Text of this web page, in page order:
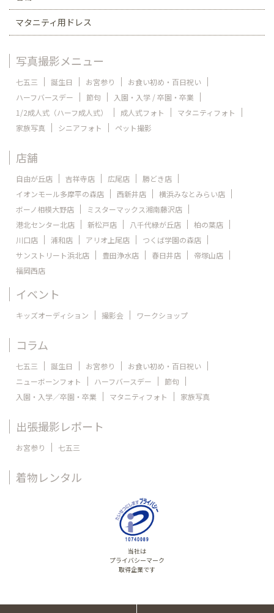
マタニティ用ドレス
写真撮影メニュー
七五三 誕生日 お宮参り
お食い初め・百日祝い
ハーフバースデー
節句
入園・入学 / 卒園・卒業
1/2成人式（ハーフ成人式）
成人式フォト
マタニティフォト
家族写真
シニアフォト ペット撮影
店舗
自由が丘店 吉祥寺店 広尾店
勝どき店
イオンモール多摩平の森店
西新井店
横浜みなとみらい店
ボーノ相模大野店
ミスターマックス湘南藤沢店
港北センター北店
新松戸店 八千代緑が丘店
柏の葉店
川口店
浦和店 アリオ上尾店
つくば学園の森店
サンストリート浜北店
豊田浄水店 春日井店
帝塚山店
福岡西店
イベント
キッズオーディション 撮影会 ワークショップ
コラム
七五三 誕生日 お宮参り
お食い初め・百日祝い
ニューボーンフォト
ハーフバースデー
節句
入園・入学／卒園・卒業
マタニティフォト 家族写真
出張撮影レポート
お宮参り 七五三
着物レンタル
当社は
プライバシーマーク
取得企業です